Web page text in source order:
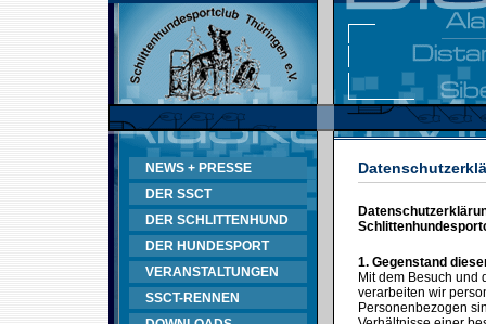
NEWS + PRESSE
DER SSCT
DER SCHLITTENHUND
DER HUNDESPORT
VERANSTALTUNGEN
SSCT-RENNEN
1. Gegenstand
Mit dem Besuch und
verarbeiten wir
Personenbezogen